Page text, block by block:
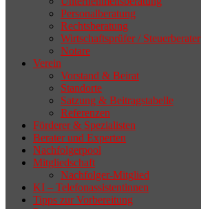
Personalberatung
Rechtsberatung
Wirtschaftsprüfer / Steuerberater
Notare
Verein
Vorstand & Beirat
Standorte
Satzung & Beitragstabelle
Referenzen
Förderer & Spezialisten
Berater und Experten
Nachfolgerpool
Mitgliedschaft
Nachfolger-Mitglied
KI – Telefonassistentinnen
Tipps zur Vorbereitung